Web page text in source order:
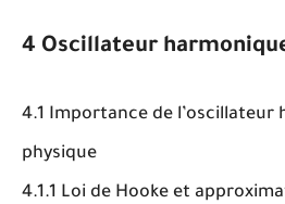
4 Oscillateur
4.1 Importance de l’oscillateur
physique
4.1.1 Loi de Hooke et